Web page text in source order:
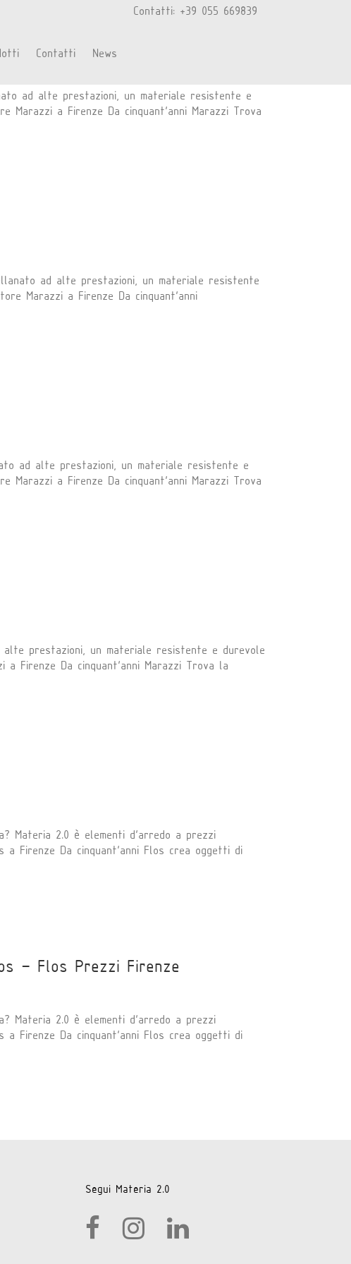
Contatti: +39 055 669839
Contatti News
ad alte prestazioni, un materiale resistente e
a Firenze Da cinquant'anni Marazzi Trova
ad alte prestazioni, un materiale resistente
Marazzi a Firenze Da cinquant'anni
ad alte prestazioni, un materiale resistente e
a Firenze Da cinquant'anni Marazzi Trova
prestazioni, un materiale resistente e durevole
Firenze Da cinquant'anni Marazzi Trova la
Materia 2.0 è elementi d'arredo a prezzi
a Firenze Da cinquant'anni Flos crea oggetti di
– Flos Prezzi Firenze
Materia 2.0 è elementi d'arredo a prezzi
a Firenze Da cinquant'anni Flos crea oggetti di
Segui Materia 2.0